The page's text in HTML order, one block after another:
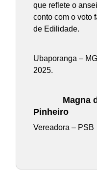
que reflete o
conto com o voto
de Edilidade.
Ubaporanga –
2025.
Magna
Pinheiro
Vereadora – PSB